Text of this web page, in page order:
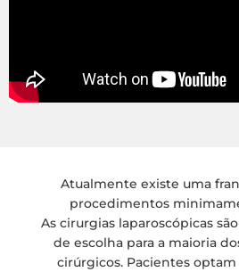
Atualmente existe uma
procedimentos
As cirurgias laparoscópicas
de escolha para a maioria
cirúrgicos. Pacientes